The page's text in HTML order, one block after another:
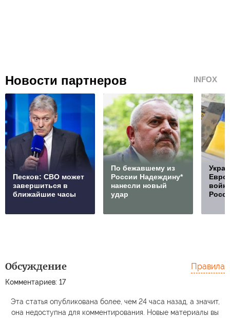
Новости партнеров INFOX
Песков: СВО может
завершиться в
ближайшие часы
По бежавшему из
России Надеждину*
нанесли новый
удар
Обсуждение
Комментариев: 17
Правила
Эта статья опубликована более, чем 24 часа назад, а значит,
она недоступна для комментирования. Новые материалы вы